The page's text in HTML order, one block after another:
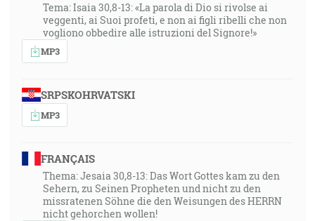
Tema: Isaia 30,8-13: «La parola di Dio si rivolse ai
veggenti, ai Suoi profeti, e non ai figli ribelli che non
vogliono obbedire alle istruzioni del Signore!»
MP3
SRPSKOHRVATSKI
MP3
FRANÇAIS
Thema: Jesaia 30,8-13: Das Wort Gottes kam zu den
Sehern, zu Seinen Propheten und nicht zu den
missratenen Söhne die den Weisungen des HERRN
nicht gehorchen wollen!